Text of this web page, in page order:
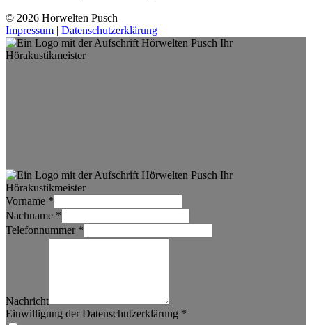
© 2026 Hörwelten Pusch
Impressum | Datenschutzerklärung
Vorname *
Nachname *
Telefonnummer *
Nachricht
Einwilligung der Datenschutzerklärung *